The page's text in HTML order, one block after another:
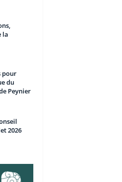
la
pour
du
Peynier
2026